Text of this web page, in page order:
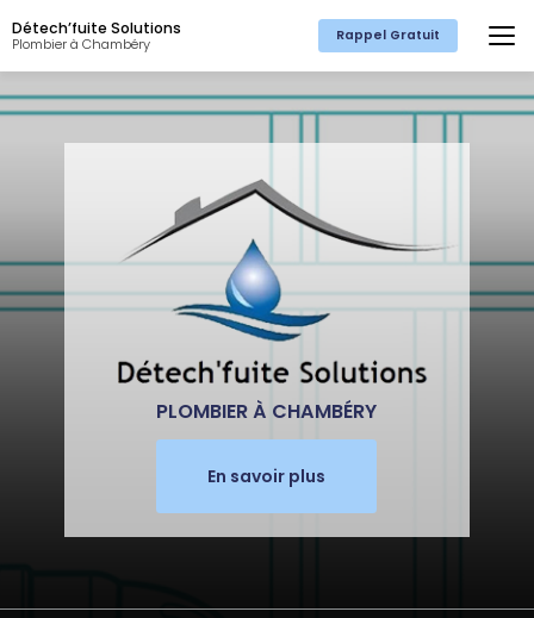
au
contenu
principal
Détech’fuite Solutions
Plombier à Chambéry Rappel Gratuit
PLOMBIER À CHAMBÉRY
En savoir plus